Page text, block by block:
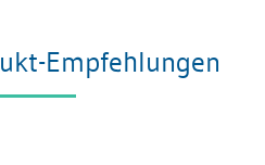
Empfehlungen